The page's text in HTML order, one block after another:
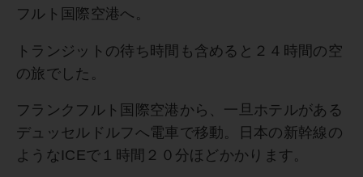
フルト国際空港へ。
トランジットの待ち時間も含めると２４時間の空
の旅でした。
フランクフルト国際空港から、一旦ホテルがある
デュッセルドルフへ電車で移動。日本の新幹線の
ようなICEで１時間２０分ほどかかります。